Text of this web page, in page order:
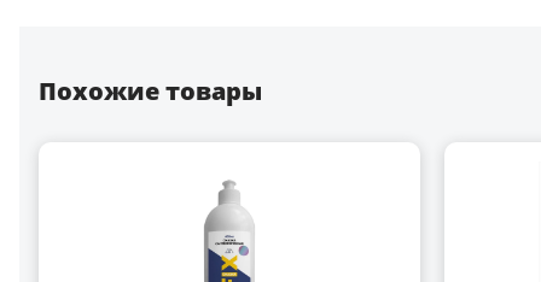
Похожие товары